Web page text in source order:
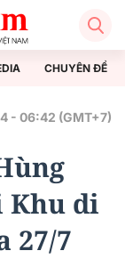
CHUYÊN ĐỀ
- 06:42 (GMT+7)
Khu di
27/7